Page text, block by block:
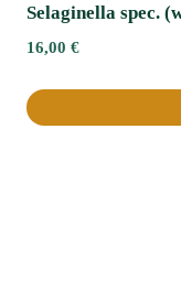
Selaginella spec.
16,00 €